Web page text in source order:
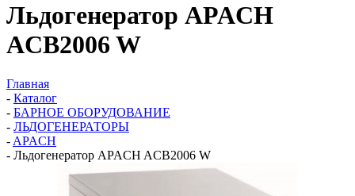
Льдогенератор APACH
ACB2006 W
Главная
- Каталог
- БАРНОЕ ОБОРУДОВАНИЕ
- ЛЬДОГЕНЕРАТОРЫ
- APACH
- Льдогенератор APACH ACB2006 W